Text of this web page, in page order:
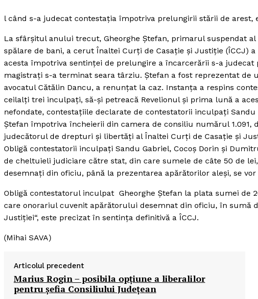
l când s-a judecat contestaţia împotriva prelungirii stării de arest,
La sfârşitul anului trecut, Gheorghe Ştefan, primarul suspendat
spălare de bani, a cerut Înaltei Curţi de Casaţie şi Justiţie (ÎCCJ)
acesta împotriva sentinţei de prelungire a încarcerării s-a judecat
magistraţi s-a terminat seara târziu. Ştefan a fost reprezentat de
avocatul Cătălin Dancu, a renunţat la caz. Instanţa a respins
ceilalţi trei inculpaţi, să-şi petreacă Revelionul şi prima lună a
nefondate, contestaţiile declarate de contestatorii inculpaţi Sandu
Ştefan împotriva încheierii din camera de consiliu numărul 1.091,
judecătorul de drepturi şi libertăţi al Înaltei Curţi de Casaţie şi
Obligă contestatorii inculpaţi Sandu Gabriel, Cocoş Dorin şi
de cheltuieli judiciare către stat, din care sumele de câte 50 de
desemnaţi din oficiu, până la prezentarea apărătorilor aleşi, se
Obligă contestatorul inculpat Gheorghe Ştefan la plata sumei
care onorariul cuvenit apărătorului desemnat din oficiu, în sumă
Justiţiei“, este precizat în sentinţa definitivă a ÎCCJ.
(Mihai SAVA)
Articolul precedent
Marius Rogin – posibila opţiune a liberalilor
pentru şefia Consiliului Judeţean